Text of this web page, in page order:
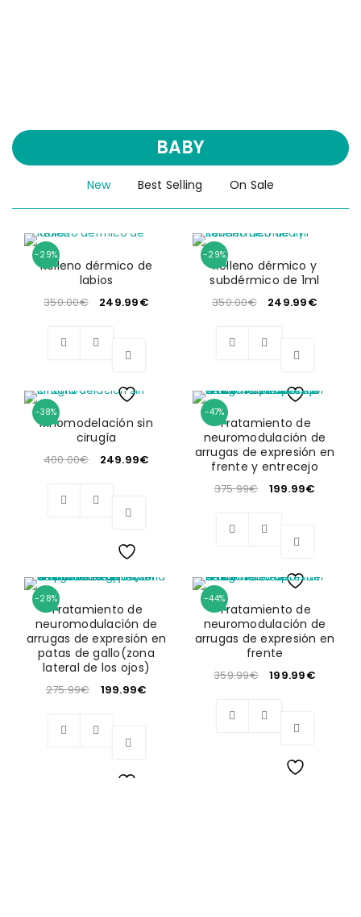
BABY
New Best Selling On Sale
-29%
Relleno dérmico de
labios
350.00€ 249.99€
Wishlist
-29%
Relleno dérmico y
subdérmico de 1ml
350.00€ 249.99€
Wishlist
-38%
Rinomodelación sin
cirugía
400.00€ 249.99€
Wishlist
-47%
Tratamiento de
neuromodulación de
arrugas de expresión en
frente y entrecejo
375.99€ 199.99€
Wishlist
-28%
Tratamiento de
neuromodulación de
arrugas de expresión en
patas de gallo(zona
lateral de los ojos)
275.99€ 199.99€
-44%
Tratamiento de
neuromodulación de
arrugas de expresión en
frente
359.99€ 199.99€